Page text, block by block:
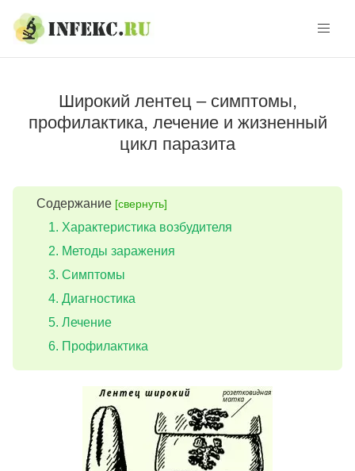
navigation
content
Широкий лентец – симптомы,
профилактика, лечение и жизненный
цикл паразита
Содержание [свернуть]
Характеристика возбудителя
Методы заражения
Симптомы
Диагностика
Лечение
Профилактика